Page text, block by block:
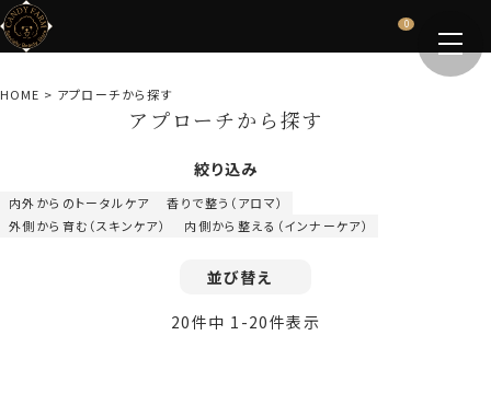
0
HOME アプローチから探す
アプローチから探す
絞り込み
内外からのトータルケア
香りで整う（アロマ）
外側から育む（スキンケア）
内側から整える（インナーケア）
並び替え
20件中 1 -20件表示